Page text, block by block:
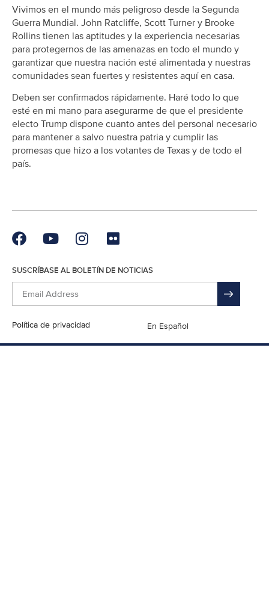
Vivimos en el mundo más peligroso desde la Segunda
Guerra Mundial. John Ratcliffe, Scott Turner y Brooke
Rollins tienen las aptitudes y la experiencia necesarias
para protegernos de las amenazas en todo el mundo y
garantizar que nuestra nación esté alimentada y nuestras
comunidades sean fuertes y resistentes aquí en casa.
Deben ser confirmados rápidamente. Haré todo lo que
esté en mi mano para asegurarme de que el presidente
electo Trump dispone cuanto antes del personal necesario
para mantener a salvo nuestra patria y cumplir las
promesas que hizo a los votantes de Texas y de todo el
país.
SUSCRÍBASE AL BOLETÍN DE NOTICIAS
Política de privacidad En Español